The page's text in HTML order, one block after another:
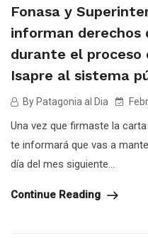
Fonasa y
informan derechos
durante el proceso
Isapre al sistema
By Patagonia al Dia
Una vez que firmaste la
te informará que vas a
día del mes siguiente...
Continue Reading